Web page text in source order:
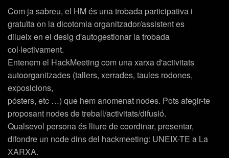
Com ja sabreu, el HM és una trobada participativa i
gratuïta on la dicotomia organitzador/assistent es
dilueix en el desig d'autogestionar la trobada
col·lectivament.
Entenem el HackMeeting com una xarxa d'activitats
autoorganitzades (tallers, xerrades, taules rodones,
exposicions,
pósters, etc …) que hem anomenat nodes. Pots afegir-te
proposant nodes de treball/activitats/difusió.
Qualsevol persona és lliure de coordinar, presentar,
difondre un node dins del hackmeeting: UNEIX-TE a La
XARXA.